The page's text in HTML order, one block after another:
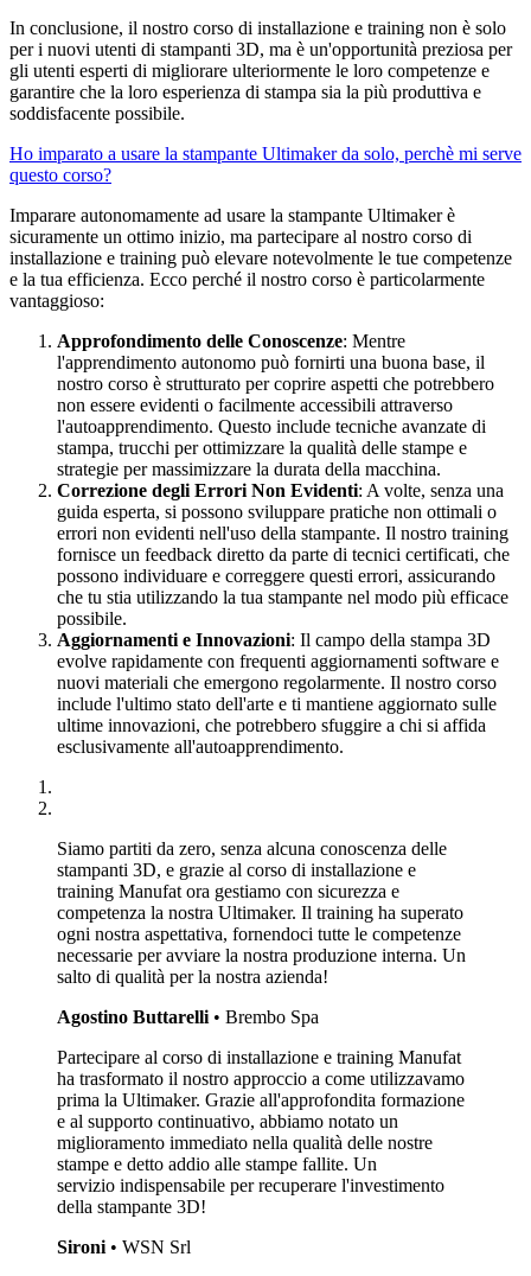
In conclusione, il nostro corso di installazione e training non è solo
per i nuovi utenti di stampanti 3D, ma è un'opportunità preziosa per
gli utenti esperti di migliorare ulteriormente le loro competenze e
garantire che la loro esperienza di stampa sia la più produttiva e
soddisfacente possibile.
Ho imparato a usare la stampante Ultimaker da solo, perchè mi serve
questo corso?
Imparare autonomamente ad usare la stampante Ultimaker è
sicuramente un ottimo inizio, ma partecipare al nostro corso di
installazione e training può elevare notevolmente le tue competenze
e la tua efficienza. Ecco perché il nostro corso è particolarmente
vantaggioso:
Approfondimento delle Conoscenze: Mentre
l'apprendimento autonomo può fornirti una buona base, il
nostro corso è strutturato per coprire aspetti che potrebbero
non essere evidenti o facilmente accessibili attraverso
l'autoapprendimento. Questo include tecniche avanzate di
stampa, trucchi per ottimizzare la qualità delle stampe e
strategie per massimizzare la durata della macchina.
Correzione degli Errori Non Evidenti: A volte, senza una
guida esperta, si possono sviluppare pratiche non ottimali o
errori non evidenti nell'uso della stampante. Il nostro training
fornisce un feedback diretto da parte di tecnici certificati, che
possono individuare e correggere questi errori, assicurando
che tu stia utilizzando la tua stampante nel modo più efficace
possibile.
Aggiornamenti e Innovazioni: Il campo della stampa 3D
evolve rapidamente con frequenti aggiornamenti software e
nuovi materiali che emergono regolarmente. Il nostro corso
include l'ultimo stato dell'arte e ti mantiene aggiornato sulle
ultime innovazioni, che potrebbero sfuggire a chi si affida
esclusivamente all'autoapprendimento.
Siamo partiti da zero, senza alcuna conoscenza delle
stampanti 3D, e grazie al corso di installazione e
training Manufat ora gestiamo con sicurezza e
competenza la nostra Ultimaker. Il training ha superato
ogni nostra aspettativa, fornendoci tutte le competenze
necessarie per avviare la nostra produzione interna. Un
salto di qualità per la nostra azienda!
Agostino Buttarelli • Brembo Spa
Partecipare al corso di installazione e training Manufat
ha trasformato il nostro approccio a come utilizzavamo
prima la Ultimaker. Grazie all'approfondita formazione
e al supporto continuativo, abbiamo notato un
miglioramento immediato nella qualità delle nostre
stampe e detto addio alle stampe fallite. Un
servizio indispensabile per recuperare l'investimento
della stampante 3D!
Sironi • WSN Srl